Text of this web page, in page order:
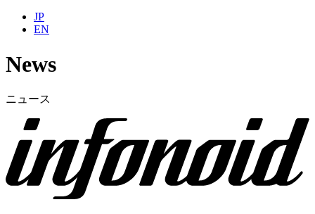
JP
EN
News
ニュース